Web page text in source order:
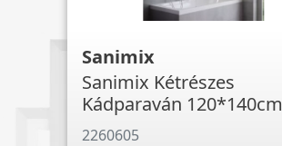
Sanimix
Sanimix Kétrészes
Kádparaván 120*140cm
2260605